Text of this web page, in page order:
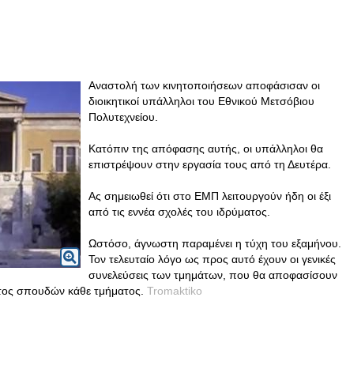
Αναστολή των κινητοποιήσεων αποφάσισαν οι
διοικητικοί υπάλληλοι του Εθνικού Μετσόβιου
Πολυτεχνείου.
Κατόπιν της απόφασης αυτής, οι υπάλληλοι θα
επιστρέψουν στην εργασία τους από τη Δευτέρα.
Ας σημειωθεί ότι στο ΕΜΠ λειτουργούν ήδη οι έξι
από τις εννέα σχολές του ιδρύματος.
Ωστόσο, άγνωστη παραμένει η τύχη του εξαμήνου.
Τον τελευταίο λόγο ως προς αυτό έχουν οι γενικές
συνελεύσεις των τμημάτων, που θα αποφασίσουν
σπουδών κάθε τμήματος. Tromaktiko